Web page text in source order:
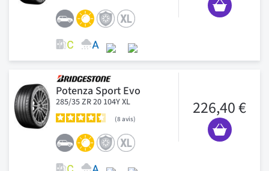
Potenza Sport Evo
285/35 ZR 20 104Y XL
8 avis
226,40 €